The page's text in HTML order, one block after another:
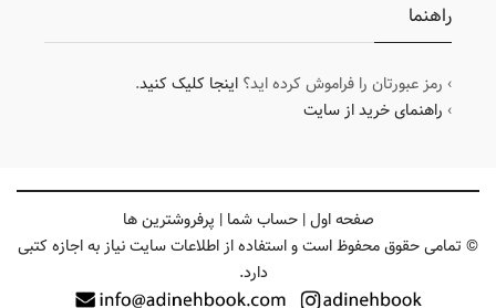
راهنما
› رمز عبورتان را فراموش کرده اید؟ اینجا کلیک کنید.
› راهنمای خرید از سایت
صفحه اول|حساب شما | پرفروشترین ها
© تمامی حقوق محفوظ است و استفاده از اطلاعات سایت نیاز به اجازه کتبی
دارد.